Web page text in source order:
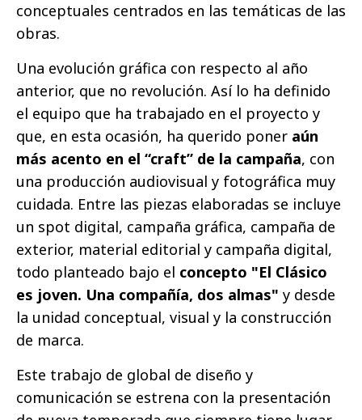
conceptuales centrados en las temáticas de las
obras.
Una evolución gráfica con respecto al año
anterior, que no revolución. Así lo ha definido
el equipo que ha trabajado en el proyecto y
que, en esta ocasión, ha querido poner aún
más acento en el “craft” de la campaña, con
una producción audiovisual y fotográfica muy
cuidada. Entre las piezas elaboradas se incluye
un spot digital, campaña gráfica, campaña de
exterior, material editorial y campaña digital,
todo planteado bajo el concepto "El Clásico
es joven. Una compañía, dos almas" y desde
la unidad conceptual, visual y la construcción
de marca.
Este trabajo de global de diseño y
comunicación se estrena con la presentación